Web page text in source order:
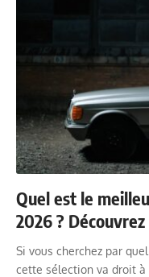
Quel est le
2026 ?
Si vous cherchez par
cette sélection va droit à